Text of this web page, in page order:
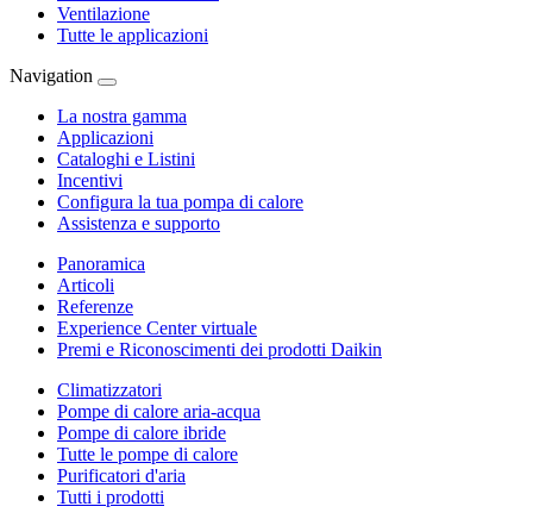
Ventilazione
Tutte le applicazioni
Navigation
La nostra gamma
Applicazioni
Cataloghi e Listini
Incentivi
Configura la tua pompa di calore
Assistenza e supporto
Panoramica
Articoli
Referenze
Experience Center virtuale
Premi e Riconoscimenti dei prodotti Daikin
Climatizzatori
Pompe di calore aria-acqua
Pompe di calore ibride
Tutte le pompe di calore
Purificatori d'aria
Tutti i prodotti